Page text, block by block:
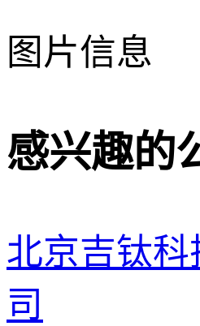
图片信息
感兴趣的
北京吉钛科
司